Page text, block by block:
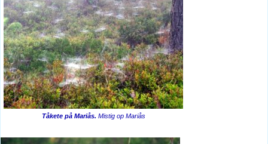
Tåkete på Mariås. Mistig op Mariås